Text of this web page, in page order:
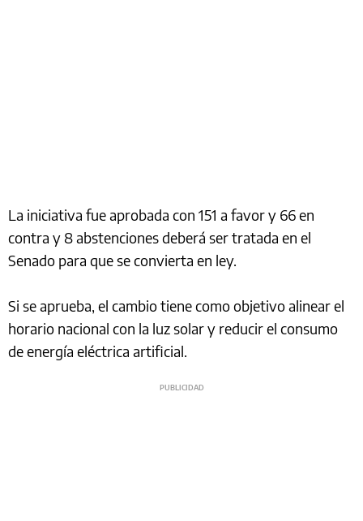
La iniciativa fue aprobada con 151 a favor y 66 en
contra y 8 abstenciones deberá ser tratada en el
Senado para que se convierta en ley.
Si se aprueba, el cambio tiene como objetivo alinear el
horario nacional con la luz solar y reducir el consumo
de energía eléctrica artificial.